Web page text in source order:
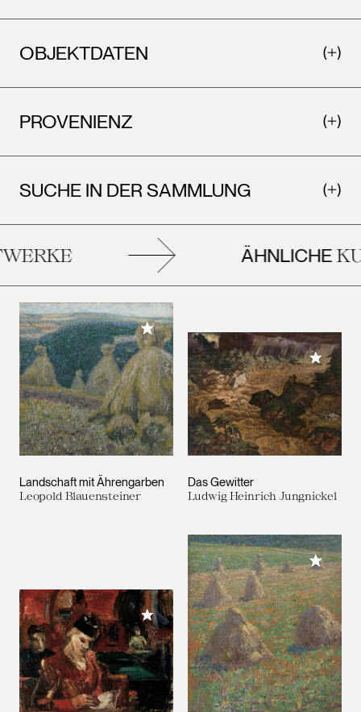
OBJEKTDATEN
PROVENIENZ
SUCHE IN DER SAMMLUNG
ÄHNLICHE
Landschaft mit Ährengarben
Leopold Blauensteiner
Meiner Sammlung hinzufügen
Das Gewitter
Ludwig Heinrich Jungnickel
Meiner
Meiner Sammlung hinzufügen
Meiner